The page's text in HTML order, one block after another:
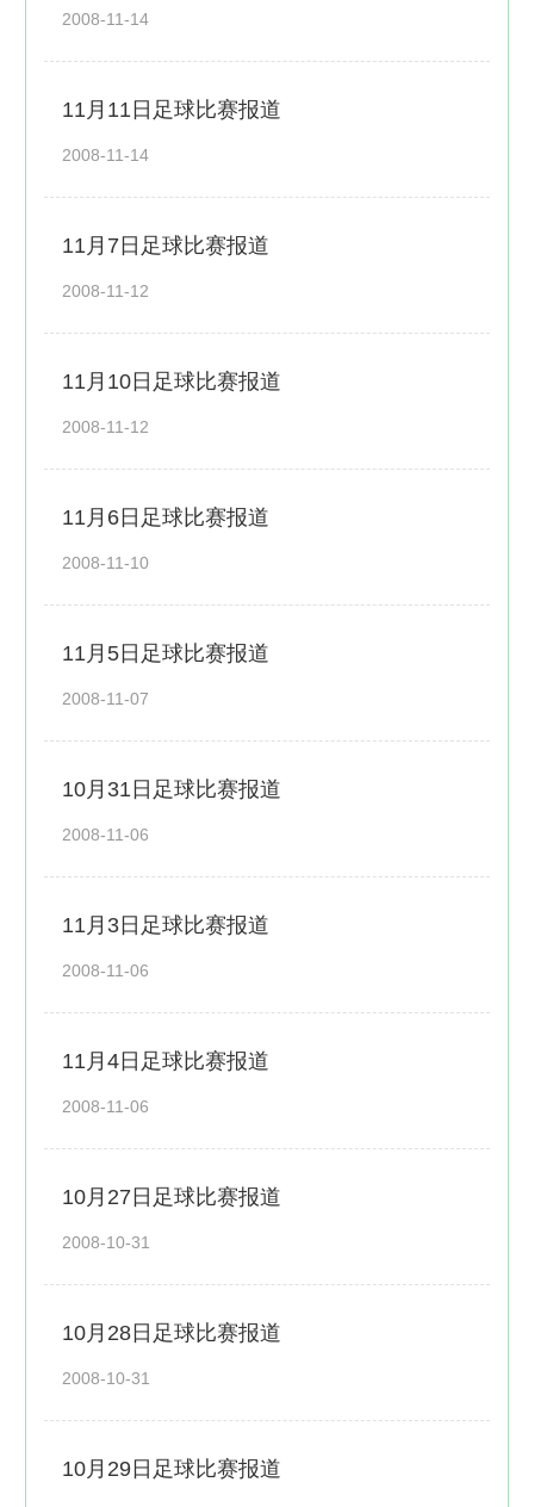
2008-11-14
11月11日足球比赛报道
2008-11-14
11月7日足球比赛报道
2008-11-12
11月10日足球比赛报道
2008-11-12
11月6日足球比赛报道
2008-11-10
11月5日足球比赛报道
2008-11-07
10月31日足球比赛报道
2008-11-06
11月3日足球比赛报道
2008-11-06
11月4日足球比赛报道
2008-11-06
10月27日足球比赛报道
2008-10-31
10月28日足球比赛报道
2008-10-31
10月29日足球比赛报道